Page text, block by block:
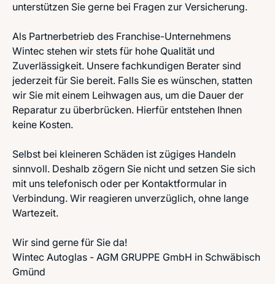
unterstützen Sie gerne bei Fragen zur Versicherung.
Als Partnerbetrieb des Franchise-Unternehmens
Wintec stehen wir stets für hohe Qualität und
Zuverlässigkeit. Unsere fachkundigen Berater sind
jederzeit für Sie bereit. Falls Sie es wünschen, statten
wir Sie mit einem Leihwagen aus, um die Dauer der
Reparatur zu überbrücken. Hierfür entstehen Ihnen
keine Kosten.
Selbst bei kleineren Schäden ist zügiges Handeln
sinnvoll. Deshalb zögern Sie nicht und setzen Sie sich
mit uns telefonisch oder per Kontaktformular in
Verbindung. Wir reagieren unverzüglich, ohne lange
Wartezeit.
Wir sind gerne für Sie da!
Wintec Autoglas - AGM GRUPPE GmbH in Schwäbisch
Gmünd